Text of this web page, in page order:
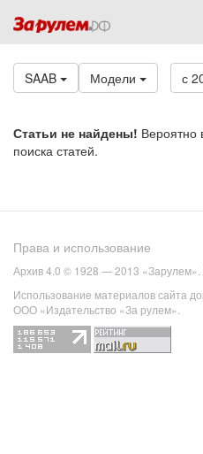
SAAB Модели с
Статьи не найдены! Вероятно
поиска статей.
Права и использование
Архив 4.0 © 1928 — 2013
Использование материалов сайта
ООО «Издательство «За рулем».